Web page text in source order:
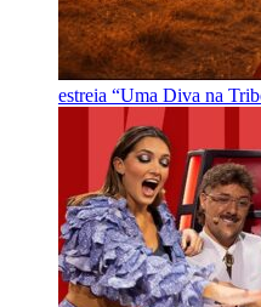
estreia “Uma Diva na